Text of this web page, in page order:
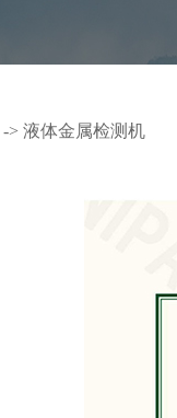
-> 液体金属检测机